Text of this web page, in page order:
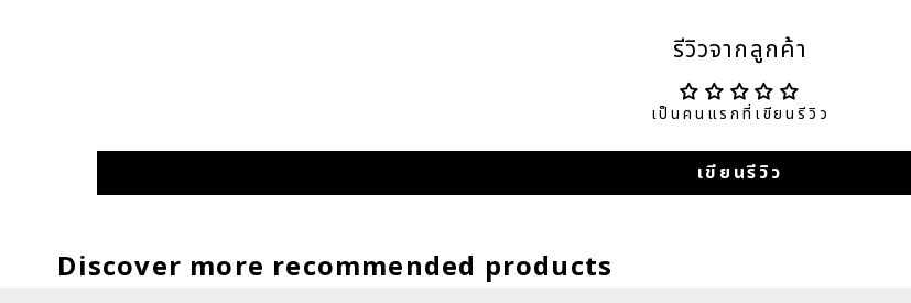
รีวิวจากลูกค้า
เป็นคนแรกที่เขียนรีวิว
เขียนรีวิว
Discover more recommended products